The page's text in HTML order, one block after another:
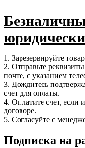
1. Зарезервируйте
2. Отправьте
почте, с указанием
3. Дождитесь
счет для оплаты.
4. Оплатите счет, если
договоре.
5. Согласуйте с
Подписка на